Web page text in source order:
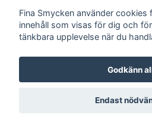
Kontakt
© Copyright 2026
Fina Smycken använder
innehåll som visas för dig och
tänkbara upplevelse när du
Godkänn
Endast